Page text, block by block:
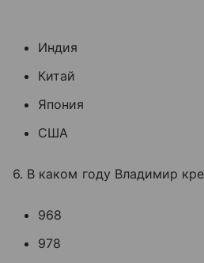
Индия
Китай
Япония
США
6. В каком году Владимир
968
978